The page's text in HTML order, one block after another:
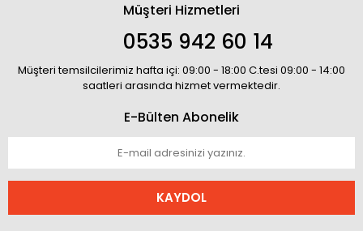
Müşteri Hizmetleri
0535 942 60 14
Müşteri temsilcilerimiz hafta içi: 09:00 - 18:00 C.tesi 09:00 - 14:00
saatleri arasında hizmet vermektedir.
E-Bülten Abonelik
KAYDOL